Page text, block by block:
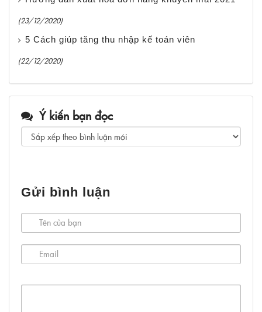
(23/12/2020)
5 Cách giúp tăng thu nhập kế toán viên
(22/12/2020)
Ý kiến bạn đọc
Gửi bình luận